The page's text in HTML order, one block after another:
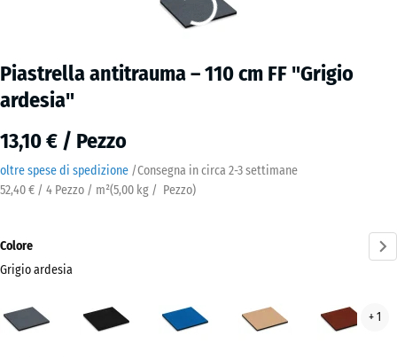
Piastrella antitrauma – 110 cm FF "Grigio
ardesia"
13,10 € / Pezzo
oltre spese di spedizione /Consegna in circa 2-3 settimane
52,40 € / 4 Pezzo / m²(5,00 kg / Pezzo)
Colore
Grigio ardesia
ardesia
sabbia
+ 1